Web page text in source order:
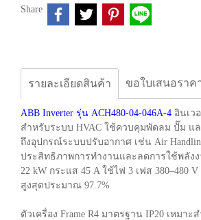
Share
รายละเอียดสินค้า ขอใบเสนอราค
ABB Inverter รุ่น ACH480-04-046A-4 อินเว
สำหรับระบบ HVAC ใช้ควบคุมพัดลม ปั๊ม แ
ถึงอุปกรณ์ระบบปรับอากาศ เช่น Air
ประสิทธิภาพการทำงานและลดการใช้พลัง
22 kW กระแส 45 A ใช้ไฟ 3 เฟส 380–480
สูงสุดประมาณ 97.7%
ตัวเครื่อง Frame R4 มาตรฐาน IP20 เหมา